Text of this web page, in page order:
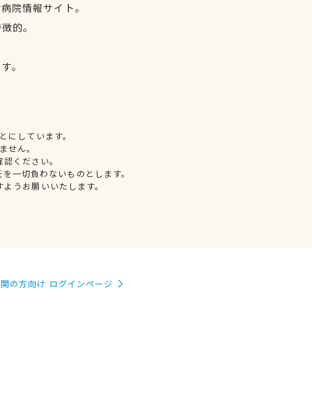
院情報サイト。
的。
。
しています。
せん。
ください。
一切負わないものとします。
うお願いいたします。
の方向け ログインページ